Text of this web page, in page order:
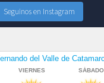
Seguinos en Instagram